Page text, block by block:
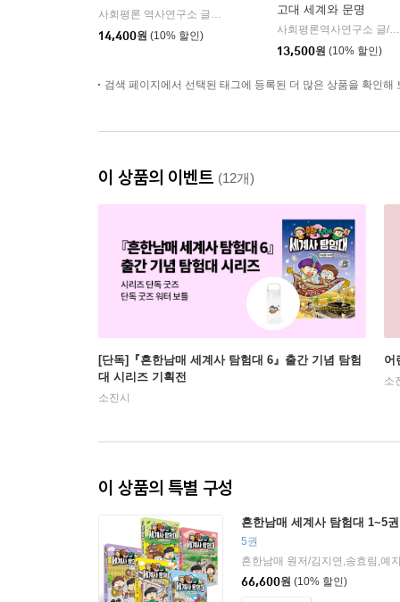
사회평론 역사연구소 글/뭉선생,이우일 그림/전국초등사회교과모임 감수
14,400원 (10% 할인)
고대 세계와 문명
사회평론역사연구소 글/팀키즈 그림/정기문 감수
13,500원 (10% 할인)
검색 페이지에서 선택된 태그에 등록된 더 많은 상품을 확인해
이 상품의 이벤트 (12개)
[단독]『흔한남매 세계사 탐험대 6』출간 기념 탐험
대 시리즈 기획전
소진시
어
소
이 상품의 특별 구성
흔한남매 세계사 탐험대 1~5
5권
66,600원 (10% 할인)